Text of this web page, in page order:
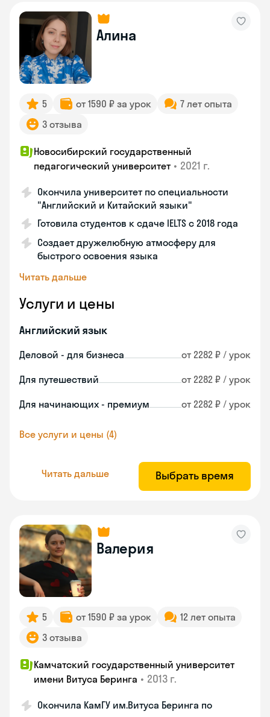
Алина
5 от 1590 ₽ за урок
7 лет опыта
3 отзыва
Новосибирский государственный
педагогический университет • 2021 г.
Окончила университет по специальности
"Английский и Китайский языки"
Готовила студентов к сдаче IELTS с 2018 года
Создает дружелюбную атмосферу для
быстрого освоения языка
Читать дальше
Услуги и цены
Английский язык
Деловой - для бизнеса от 2282 ₽ / урок
Для путешествий от 2282 ₽ / урок
Для начинающих - премиум от 2282 ₽ / урок
Все услуги и цены (4)
Читать дальше Выбрать время
Валерия
5 от 1590 ₽ за урок
12 лет опыта
3 отзыва
Камчатский государственный университет
имени Витуса Беринга • 2013 г.
Окончила КамГУ им.Витуса Беринга по